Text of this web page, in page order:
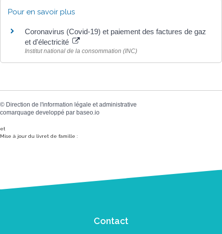
Pour en savoir plus
Coronavirus (Covid-19) et paiement des factures de gaz
et d'électricité
Institut national de la consommation (INC)
© Direction de l'information légale et administrative
comarquage developpé par baseo.io
et
Mise à jour du livret de famille :
Contact